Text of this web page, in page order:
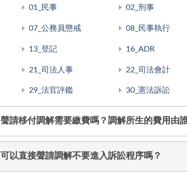
01_民事 02_刑事
07_公務員懲戒 08_民事執行
13_登記 16_ADR
21_司法人事 22_司法會計
29_法官評鑑 30_憲法訴訟
聲請移付調解需要繳費嗎？調解所生的費用由
可以直接聲請調解不要進入訴訟程序嗎？